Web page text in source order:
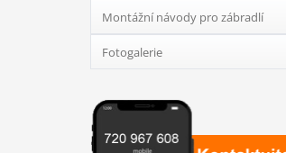
Montážní návody pro zábradlí
Fotogalerie